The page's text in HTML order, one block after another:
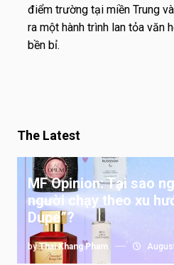
điểm trường tại miền Trung
ra một hành trình lan tỏa văn
bền bỉ.
The Latest
MF Opinion: Tại sao
người chạy theo xu
Dupe”?
byThai Khang Pham